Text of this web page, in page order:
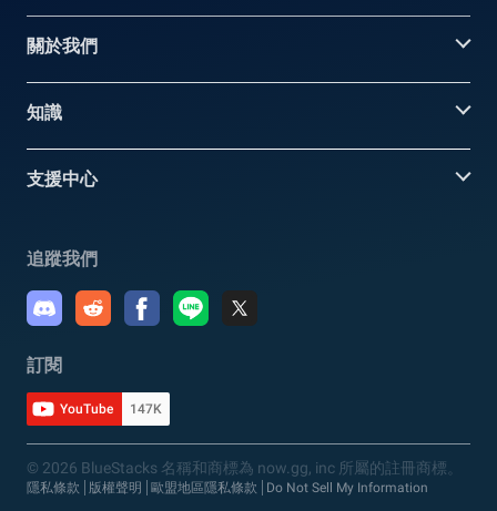
關於我們
知識
支援中心
追蹤我們
訂閱
YouTube 147K
© 2026 BlueStacks 名稱和商標為 now.gg, inc 所屬的註冊商標。
隱私條款 版權聲明 歐盟地區隱私條款 Do Not Sell My Information